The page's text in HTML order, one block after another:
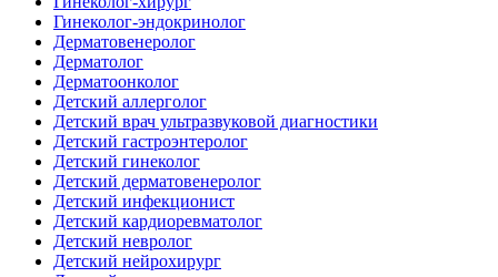
Гинеколог-эндокринолог
Дерматовенеролог
Дерматолог
Дерматоонколог
Детский аллерголог
Детский врач ультразвуковой диагностики
Детский гастроэнтеролог
Детский гинеколог
Детский дерматовенеролог
Детский инфекционист
Детский кардиоревматолог
Детский невролог
Детский нейрохирург